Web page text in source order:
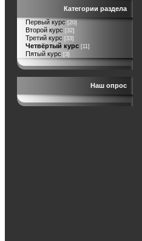
Категории раздела
Первый курс [20]
Второй курс [32]
Третий курс [33]
Четвёртый курс [11]
Пятый курс [3]
Наш опрос